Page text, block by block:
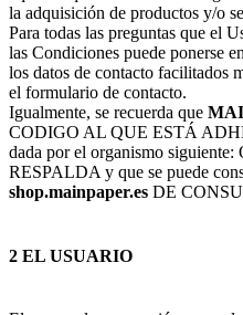
la adquisición de productos y/o
Para todas las preguntas que el
las Condiciones puede ponerse
los datos de contacto facilitados
el formulario de contacto.
Igualmente, se recuerda que
CODIGO AL QUE ESTÁ
dada por el organismo
RESPALDA y que se puede
shop.mainpaper.es DE
2 EL USUARIO